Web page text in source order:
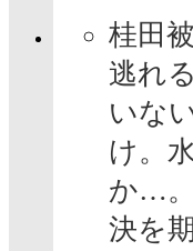
桂田
逃れ
いな
け。
か…
決を